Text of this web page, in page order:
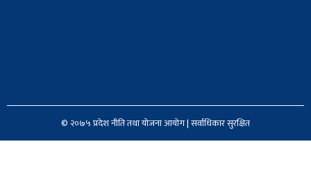
© २०७५ प्रदेश नीति तथा योजना आयोग | सर्वाधिकार सुरक्षित